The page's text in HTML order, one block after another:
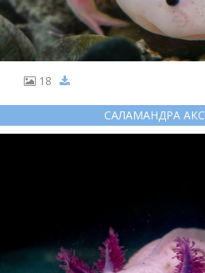
18
САЛАМАНДРА